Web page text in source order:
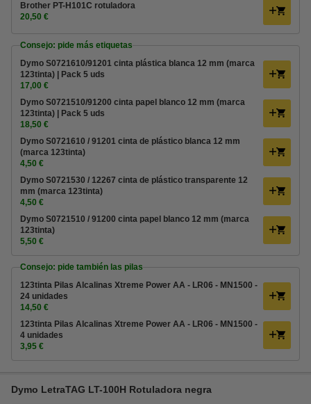
Brother PT-H101C rotuladora
20,50 €
Consejo: pide más etiquetas
Dymo S0721610/91201 cinta plástica blanca 12 mm (marca
123tinta) | Pack 5 uds
17,00 €
Dymo S0721510/91200 cinta papel blanco 12 mm (marca
123tinta) | Pack 5 uds
18,50 €
Dymo S0721610 / 91201 cinta de plástico blanca 12 mm
(marca 123tinta)
4,50 €
Dymo S0721530 / 12267 cinta de plástico transparente 12
mm (marca 123tinta)
4,50 €
Dymo S0721510 / 91200 cinta papel blanco 12 mm (marca
123tinta)
5,50 €
Consejo: pide también las pilas
123tinta Pilas Alcalinas Xtreme Power AA - LR06 - MN1500 -
24 unidades
14,50 €
123tinta Pilas Alcalinas Xtreme Power AA - LR06 - MN1500 -
4 unidades
3,95 €
Dymo LetraTAG LT-100H Rotuladora negra